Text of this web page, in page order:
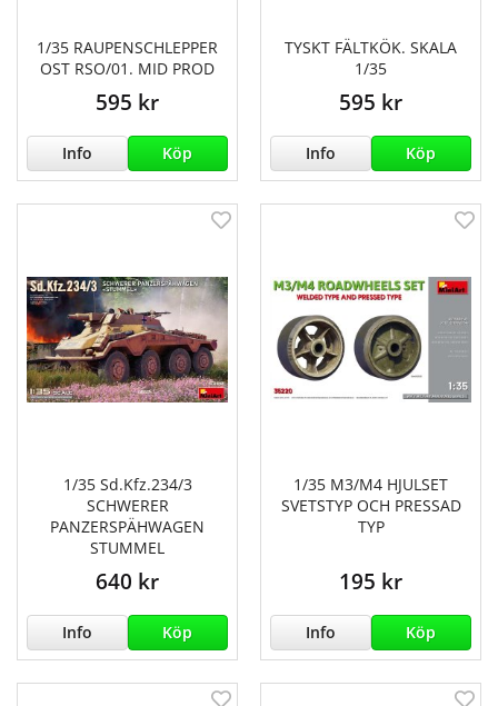
1/35 RAUPENSCHLEPPER
OST RSO/01. MID PROD
595 kr
Info Köp
TYSKT FÄLTKÖK. SKALA
1/35
595 kr
Info Köp
1/35 Sd.Kfz.234/3
SCHWERER
PANZERSPÄHWAGEN
STUMMEL
640 kr
Info Köp
1/35 M3/M4 HJULSET
SVETSTYP OCH PRESSAD
TYP
195 kr
Info Köp